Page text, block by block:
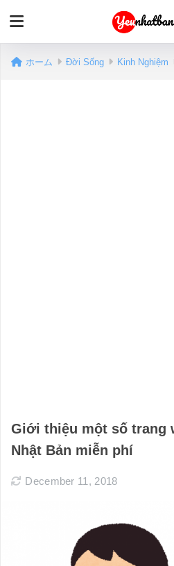
ホーム Đời Sống Kinh Nghiệm
Giới thiệu một số trang
Nhật Bản miễn phí
December 11, 2018